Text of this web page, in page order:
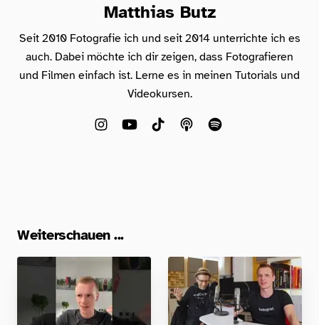
Matthias Butz
Seit 2010 Fotografie ich und seit 2014 unterrichte ich es
auch. Dabei möchte ich dir zeigen, dass Fotografieren
und Filmen einfach ist. Lerne es in meinen Tutorials und
Videokursen.
Weiterschauen ...